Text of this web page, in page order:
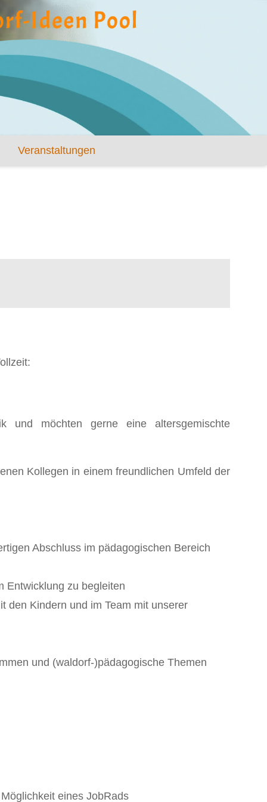
Veranstaltungen
möchten gerne eine altersgemischte
Kollegen in einem freundlichen Umfeld der
Abschluss im pädagogischen Bereich
Entwicklung zu begleiten
den Kindern und im Team mit unserer
und (waldorf-)pädagogische Themen
eines JobRads